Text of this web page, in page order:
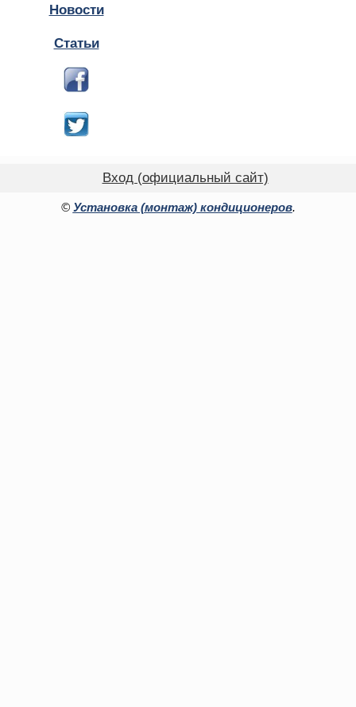
Новости
Статьи
Вход (официальный сайт)
© Установка (монтаж) кондиционеров.